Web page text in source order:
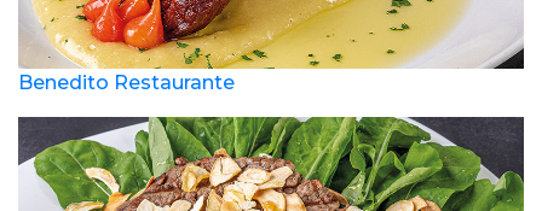
Benedito Restaurante